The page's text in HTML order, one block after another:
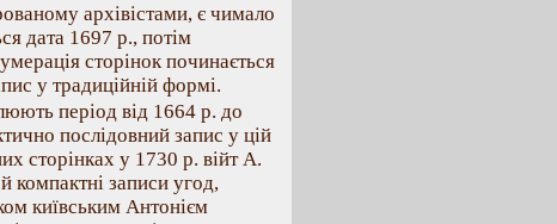
архівістами, є чимало
дата 1697 р., потім
сторінок починається
у традиційній формі.
період від 1664 р. до
послідовний запис у цій
сторінках у 1730 р. війт А.
компактні записи угод,
київським Антонієм